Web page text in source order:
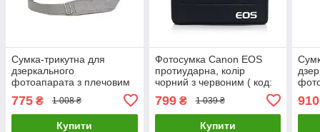
Сумка-трикутна для
дзеркального
фотоапарата з плечовим
Сірий ( код: IBF079S )
775 ₴ 1 008 ₴
Купити
Фотосумка Canon EOS
протиударна, колір
чорний з червоним ( код:
799₴ 1 039 ₴
Купити
910